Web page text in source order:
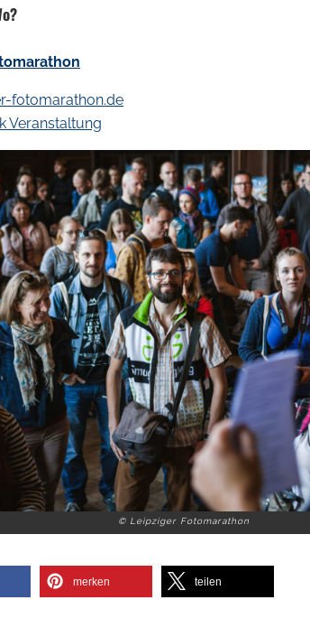
fotomarathon.de
Veranstaltung
© Leipziger Fotomarathon
merken teilen